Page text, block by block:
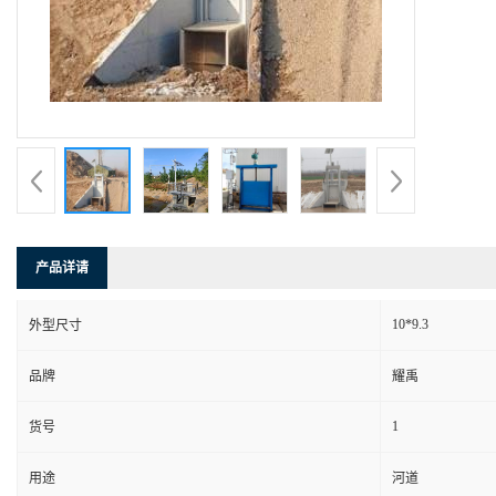
产品详请
外型尺寸 10*9.3
品牌 耀禹
货号 1
用途 河道